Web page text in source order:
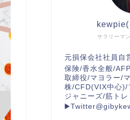
サラリーマ
元損保会社社員自
保険/香水全般/
取締役/マヨラー/
株/CFD(VIX中心)/
ジャニーズ/筋トレ